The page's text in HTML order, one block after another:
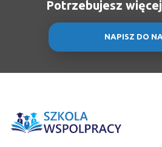
Potrzebujesz
NAPISZ DO